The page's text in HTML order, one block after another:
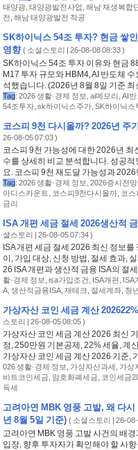
태양광, 태양광발전사업 해남 재생복합
전 해남 태양광발전 착공
SK하이닉스 54조 투자? 현금 쌓
영향 ( 소셜스토리 | 26-08-08 08:33 )
SK하이닉스 54조 투자 이유와 현금
M17 투자 규모와 HBM4, AI 반도체
석했습니다. (2026년 8월 8일 기준
Tag: 2026 생활·경제 정보 ai메모리 AI반
54조투자, sk하이닉스주가, SK하이닉스
코스피 9천 다시올까? 2026년 주
26-08-05 07:03 )
코스피 9천 가능성에 대한 2026년 최
수를 상세히 비교 분석합니다. 성공
요. 코스피 9천 재도달 가능성과
Tag: 2026 생활·경제 정보 2026증시전망,
아디스카운트
코스피9천다시올까, 코
금리
ISA 개편 세금 절세 2026생산적
셜스토리 | 26-08-05 07:34 )
ISA 개편 세금 절세 2026 최신 정보
이, 가입 대상, 신청 방법, 절세 효과,
26 ISA 개편과 생산적 금융 ISA의 절
활·경제 정보 isa가입조건 ISA개편 ISA
A, 생산적금융ISA, 재테크 절세계좌, 청
가상자산 코인 세금 계산
스토리 | 26-08-05 08:05 )
가상자산 코인 세금 계산 2026 최신
정, 250만원 기본공제, 22% 세율, 계
가상자산 코인 세금 계산 2026 기준,
026 생활·경제 정보
가상자산과세 가상
비트코인세금 암호화폐세금 코인세금
득세
고려아연 MBK 영풍 고발, 왜 다
년 8월 5일 기준) ( 소셜스토리 | 26-
고려아연 MBK 영풍 고발 사건의 배
입장, 향후 투자자가 확인해야 할 사